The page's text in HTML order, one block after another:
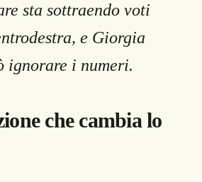
sta sottraendo voti
e Giorgia
ignorare i numeri.
che cambia lo